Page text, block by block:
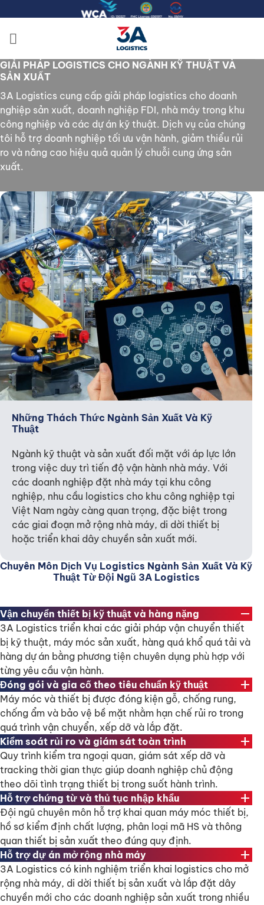
qua
nội
GIẢI PHÁP LOGISTICS CHO NGÀNH KỸ THUẬT VÀ
SẢN XUẤT
3A Logistics cung cấp giải pháp logistics cho doanh
nghiệp sản xuất, doanh nghiệp FDI, nhà máy trong khu
công nghiệp và các dự án kỹ thuật. Dịch vụ của chúng
tôi hỗ trợ doanh nghiệp tối ưu vận hành, giảm thiểu rủi
ro và nâng cao hiệu quả quản lý chuỗi cung ứng sản
xuất.
Những Thách Thức Ngành Sản Xuất Và Kỹ
Thuật
Ngành kỹ thuật và sản xuất đối mặt với áp lực lớn
trong việc duy trì tiến độ vận hành nhà máy. Với
các doanh nghiệp đặt nhà máy tại khu công
nghiệp, nhu cầu logistics cho khu công nghiệp tại
Việt Nam ngày càng quan trọng, đặc biệt trong
các giai đoạn mở rộng nhà máy, di dời thiết bị
hoặc triển khai dây chuyền sản xuất mới.
Chuyên Môn Dịch Vụ Logistics Ngành Sản Xuất Và Kỹ
Thuật Từ Đội Ngũ 3A Logistics
Vận chuyển thiết bị kỹ thuật và hàng nặng remove
3A Logistics triển khai các giải pháp vận chuyển thiết
bị kỹ thuật, máy móc sản xuất, hàng quá khổ quá tải và
hàng dự án bằng phương tiện chuyên dụng phù hợp với
từng yêu cầu vận hành.
Đóng gói và gia cố theo tiêu chuẩn kỹ thuật
add
Máy móc và thiết bị được đóng kiện gỗ, chống rung,
chống ẩm và bảo vệ bề mặt nhằm hạn chế rủi ro trong
quá trình vận chuyển, xếp dỡ và lắp đặt.
Kiểm soát rủi ro và giám sát toàn trình
add
Quy trình kiểm tra ngoại quan, giám sát xếp dỡ và
tracking thời gian thực giúp doanh nghiệp chủ động
theo dõi tình trạng thiết bị trong suốt hành trình.
Hỗ trợ chứng từ và thủ tục nhập khẩu
add
Đội ngũ chuyên môn hỗ trợ khai quan máy móc thiết bị,
hồ sơ kiểm định chất lượng, phân loại mã HS và thông
quan thiết bị sản xuất theo đúng quy định.
Hỗ trợ dự án mở rộng nhà máy
add
3A Logistics có kinh nghiệm triển khai logistics cho mở
rộng nhà máy, di dời thiết bị sản xuất và lắp đặt dây
chuyền mới cho các doanh nghiệp sản xuất trong nhiều